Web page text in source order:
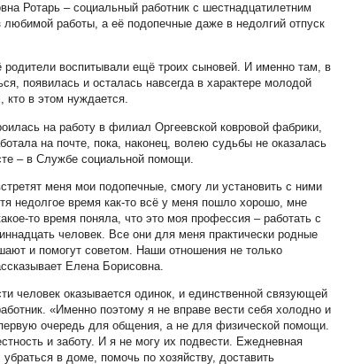
Ротарь – социальный работник с шестнадцатилетним
работы, а её подопечные даже в недолгий отпуск
воспитывали ещё троих сыновей. И именно там, в
появилась и осталась навсегда в характере молодой
кто в этом нуждается.
на работу в филиал Оргеевской ковровой фабрики,
на почте, пока, наконец, волею судьбы не оказалась
– в Службе социальной помощи.
меня мои подопечные, смогу ли установить с ними
недолгое время как-то всё у меня пошло хорошо, мне
то время поняла, что это моя профессия – работать с
человек. Все они для меня практически родные
и помогут советом. Наши отношения не только
Елена Борисовна.
человек оказывается одинок, и единственной связующей
«Именно поэтому я не вправе вести себя холодно и
очередь для общения, а не для физической помощи.
и заботу. И я не могу их подвести. Ежедневная
в доме, помочь по хозяйству, доставить